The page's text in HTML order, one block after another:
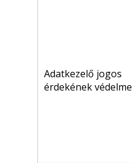
Adatkezelő jogos
érdekének védelme